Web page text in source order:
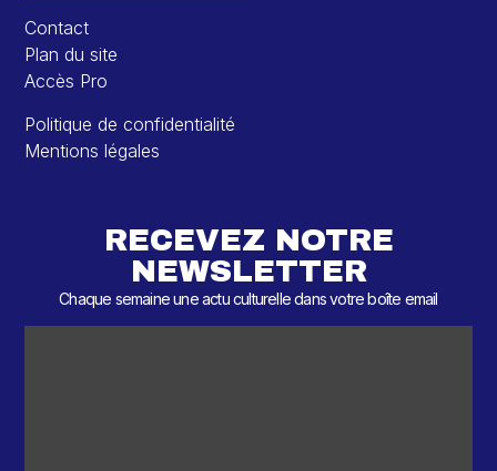
Contact
Plan du site
Accès Pro
Politique de confidentialité
Mentions légales
RECEVEZ NOTRE
NEWSLETTER
Chaque semaine une actu culturelle dans votre boîte email